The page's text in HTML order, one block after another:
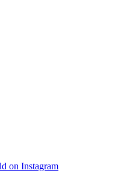
on Instagram